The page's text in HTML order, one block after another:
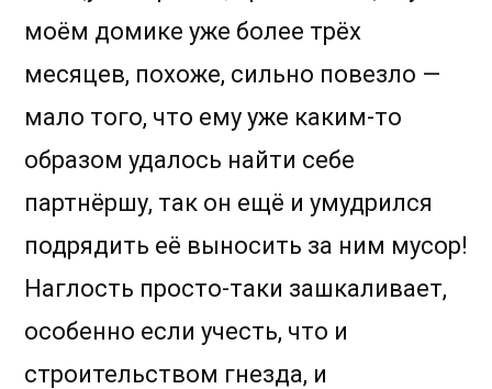
моём домике уже более трёх
месяцев, похоже, сильно повезло —
мало того, что ему уже каким-то
образом удалось найти себе
партнёршу, так он ещё и умудрился
подрядить её выносить за ним мусор!
Наглость просто-таки зашкаливает,
особенно если учесть, что и
строительством гнезда, и